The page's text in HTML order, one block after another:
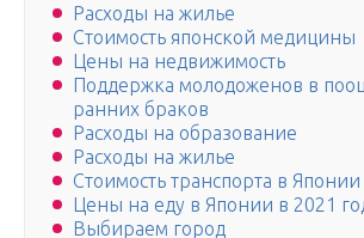
Расходы на жилье
Стоимость японской медицины
Цены на недвижимость
Поддержка молодоженов в
ранних браков
Расходы на образование
Расходы на жилье
Стоимость транспорта в Японии
Цены на еду в Японии в 2021
Выбираем город